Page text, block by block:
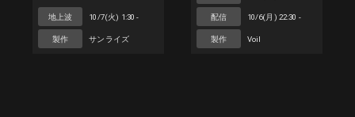
地上波 10/7(火) 1:30 -
製作 サンライズ
配信 10/6(月) 22:30 -
製作 Voil